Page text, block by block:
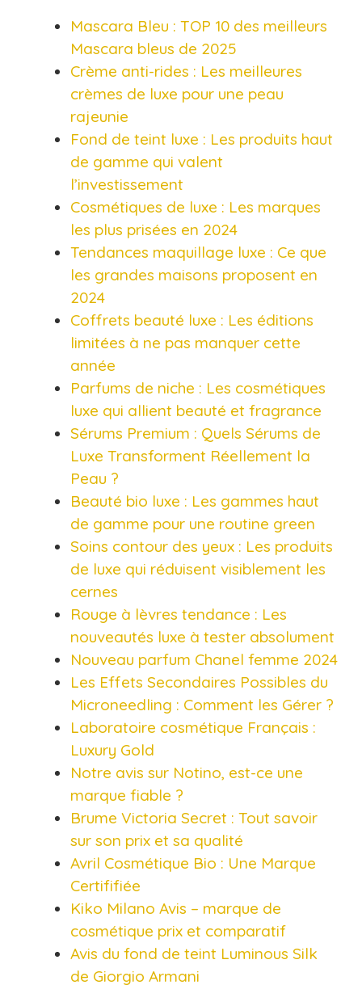
Mascara Bleu : TOP 10 des meilleurs
Mascara bleus de 2025
Crème anti-rides : Les meilleures
crèmes de luxe pour une peau
rajeunie
Fond de teint luxe : Les produits haut
de gamme qui valent
l’investissement
Cosmétiques de luxe : Les marques
les plus prisées en 2024
Tendances maquillage luxe : Ce que
les grandes maisons proposent en
2024
Coffrets beauté luxe : Les éditions
limitées à ne pas manquer cette
année
Parfums de niche : Les cosmétiques
luxe qui allient beauté et fragrance
Sérums Premium : Quels Sérums de
Luxe Transforment Réellement la
Peau ?
Beauté bio luxe : Les gammes haut
de gamme pour une routine green
Soins contour des yeux : Les produits
de luxe qui réduisent visiblement les
cernes
Rouge à lèvres tendance : Les
nouveautés luxe à tester absolument
Nouveau parfum Chanel femme 2024
Les Effets Secondaires Possibles du
Microneedling : Comment les Gérer ?
Laboratoire cosmétique Français :
Luxury Gold
Notre avis sur Notino, est-ce une
marque fiable ?
Brume Victoria Secret : Tout savoir
sur son prix et sa qualité
Avril Cosmétique Bio : Une Marque
Certififiée
Kiko Milano Avis – marque de
cosmétique prix et comparatif
Avis du fond de teint Luminous Silk
de Giorgio Armani